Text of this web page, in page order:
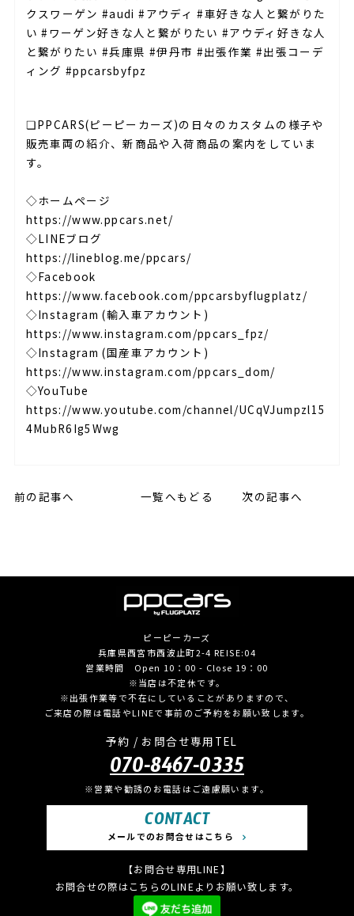
クスワーゲン #audi #アウディ #車好きな人と繋がりた
い #ワーゲン好きな人と繋がりたい #アウディ好きな人
と繋がりたい #兵庫県 #伊丹市 #出張作業 #出張コーデ
ィング #ppcarsbyfpz
❏PPCARS(ピーピーカーズ)の日々のカスタムの様子や
販売車両の紹介、新商品や入荷商品の案内をしていま
す。⁣⁣
◇ホームページ
https://www.ppcars.net/
◇LINEブログ
https://lineblog.me/ppcars/
◇Facebook
https://www.facebook.com/ppcarsbyflugplatz/
◇Instagram (輸入車アカウント)
https://www.instagram.com/ppcars_fpz/
◇Instagram (国産車アカウント)
https://www.instagram.com/ppcars_dom/
◇YouTube
https://www.youtube.com/channel/UCqVJumpzl15
4MubR6Ig5Wwg
前の記事へ 次の記事へ
一覧へもどる
ピーピーカーズ
兵庫県西宮市西波止町2-4 REISE:04
営業時間 Open 10：00 - Close 19：00
※当店は不定休です。
※出張作業等で不在にしていることがありますので、
ご来店の際は電話やLINEで事前のご予約をお願い致します。
予約 / お問合せ専用TEL
070-8467-0335
※営業や勧誘のお電話はご遠慮願います。
CONTACT
メールでのお問合せはこちら
【お問合せ専用LINE】
お問合せの際はこちらのLINEよりお願い致します。